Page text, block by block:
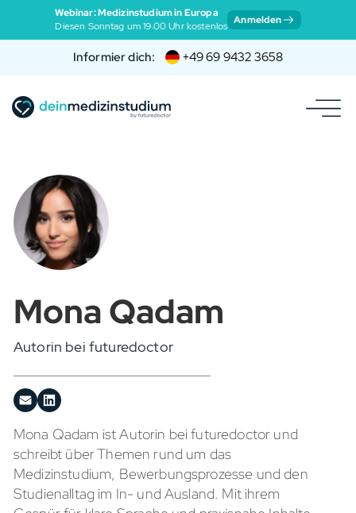
Webinar: Medizinstudium in Europa
Diesen Sonntag um 19:00 Uhr kostenlos Anmelden
Informier dich: +49 69 9432 3658
Mona Qadam
Autorin bei futuredoctor
Mona Qadam ist Autorin bei futuredoctor und
schreibt über Themen rund um das
Medizinstudium, Bewerbungsprozesse und den
Studienalltag im In- und Ausland. Mit ihrem